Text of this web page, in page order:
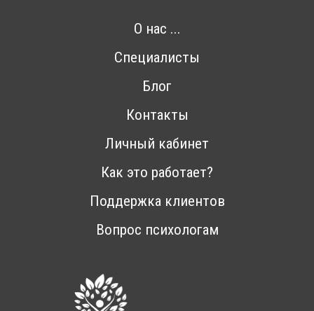
О нас ...
Специалисты
Блог
Контакты
Личный кабинет
Как это работает?
Поддержка клиентов
Вопрос психологам